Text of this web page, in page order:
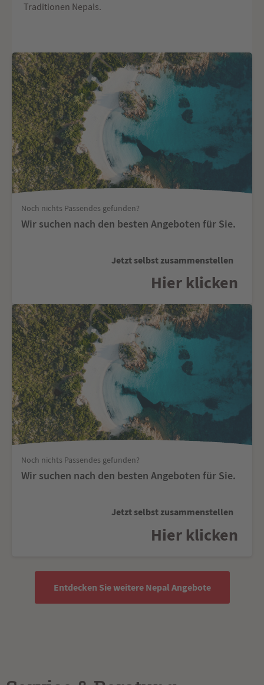
Traditionen Nepals.
Noch nichts Passendes gefunden?
Wir suchen nach den besten Angeboten für Sie.
Jetzt selbst zusammenstellen
Hier klicken
Noch nichts Passendes gefunden?
Wir suchen nach den besten Angeboten für Sie.
Jetzt selbst zusammenstellen
Hier klicken
Entdecken Sie weitere Nepal Angebote